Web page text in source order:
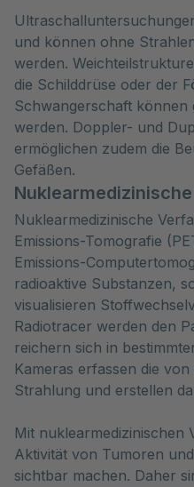
und können ohne
werden.
die Schilddrüse oder der
Schwangerschaft können
werden. Doppler- und
ermöglichen zudem die
Gefäßen.
Nuklearmedizinische
Emissions-Tomografie
Emissions-
radioaktive Substanzen,
visualisieren
Radiotracer werden den
reichern sich in
Kameras erfassen die
Strahlung und erstellen
Mit nuklearmedizinischen
Aktivität von Tumoren
sichtbar machen. Daher